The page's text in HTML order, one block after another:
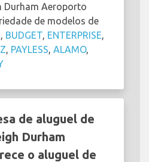
Durham Aeroporto
de modelos de
BUDGET ENTERPRISE
PAYLESS ALAMO,
de aluguel de
Durham
o aluguel de